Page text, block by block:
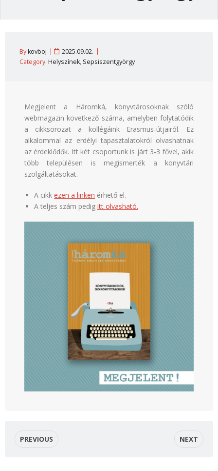
Bykovboj
2025.09.02.
Category: Helyszínek, Sepsiszentgyörgy
Megjelent a Háromká, könyvtárosoknak szóló
webmagazin következő száma, amelyben folytatódik
a cikksorozat a kollégáink Erasmus-útjairól. Ez
alkalommal az erdélyi tapasztalatokról olvashatnak
az érdeklődők. Itt két csoportunk is járt 3-3 fővel, akik
több településen is megismerték a könyvtári
szolgáltatásokat.
A cikk ezen a linken érhető el.
A teljes szám pedig itt olvasható.
PREVIOUS NEXT